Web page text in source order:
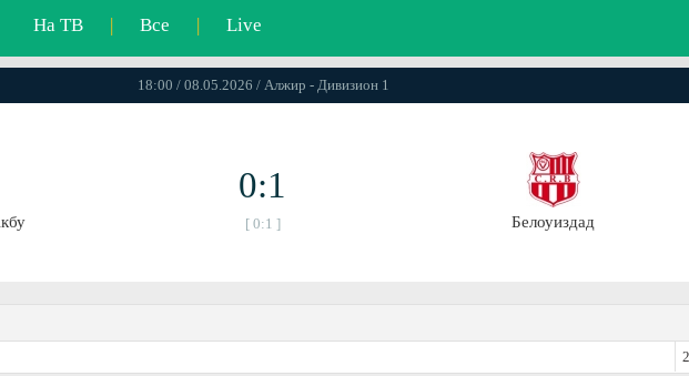
На ТВ | Все | Live
18:00 / 08.05.2026 / Алжир - Дивизион 1
0:1
[ 0:1 ] Белоуиздад